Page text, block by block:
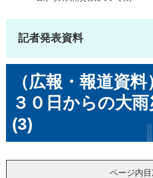
記者発表資料
（広報・報道資
３０日からの大
(3)
ページ内目